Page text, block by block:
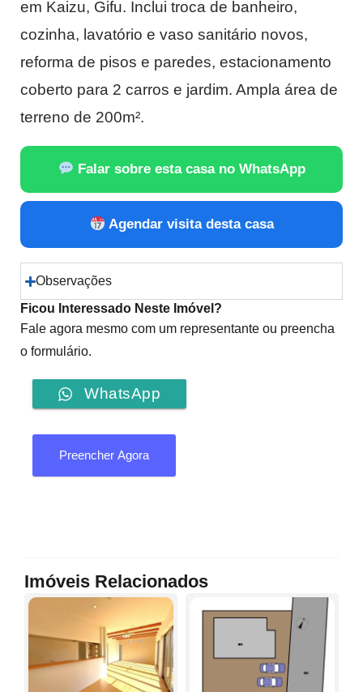
em Kaizu, Gifu. Inclui troca de banheiro,
cozinha, lavatório e vaso sanitário novos,
reforma de pisos e paredes, estacionamento
coberto para 2 carros e jardim. Ampla área de
terreno de 200m².
Falar sobre esta casa no WhatsApp
Agendar visita desta casa
Observações
Ficou Interessado Neste Imóvel?
Fale agora mesmo com um representante ou preencha
o formulário.
WhatsApp
Preencher Agora
Imóveis Relacionados